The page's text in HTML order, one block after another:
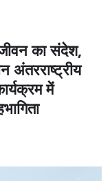
का संदेश,
अंतरराष्ट्रीय
में